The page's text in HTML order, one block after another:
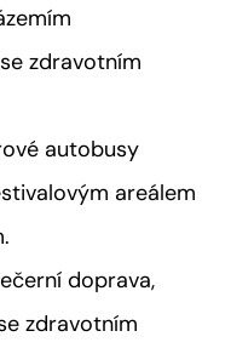
zdravotním
autobusy
areálem
doprava,
zdravotním